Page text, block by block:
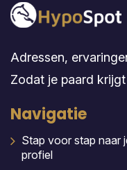
Adressen,
Zodat je paard
Navigatie
Stap voor stap naar
profiel